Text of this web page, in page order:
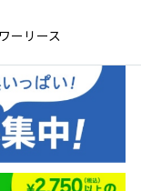
ーリース